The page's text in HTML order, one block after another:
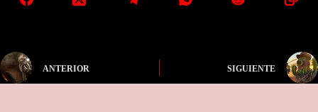
ANTERIOR SIGUIENTE